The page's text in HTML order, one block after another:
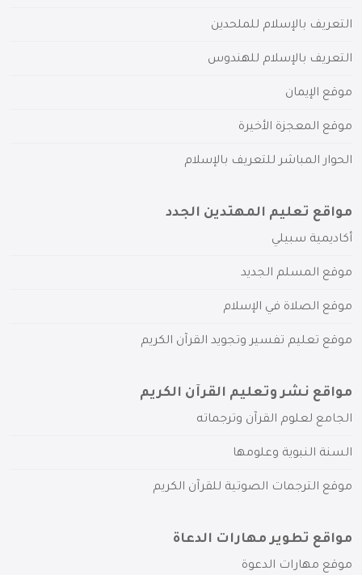
التعريف بالإسلام للملحدين
التعريف بالإسلام للهندوس
موقع الإيمان
موقع المعجزة الأخيرة
الحوار المباشر للتعريف بالإسلام
مواقع تعليم المهتدين الجدد
أكاديمية سبيلي
موقع المسلم الجديد
موقع الصلاة في الإسلام
موقع تعليم تفسير وتجويد القرآن الكريم
مواقع نشر وتعليم القرآن الكريم
الجامع لعلوم القرآن وترجماته
السنة النبوية وعلومها
موقع الترجمات الصوتية للقرآن الكريم
مواقع تطوير مهارات الدعاة
موقع مهارات الدعوة